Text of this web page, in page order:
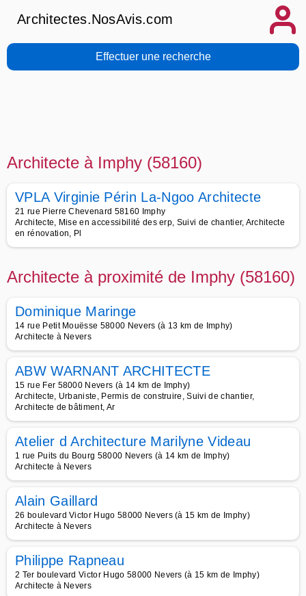
Architectes.NosAvis.com
Effectuer une recherche
Architecte à Imphy (58160)
VPLA Virginie Périn La-Ngoo Architecte
21 rue Pierre Chevenard 58160 Imphy
Architecte, Mise en accessibilité des erp, Suivi de chantier, Architecte
en rénovation, Pl
Architecte à proximité de Imphy (58160)
Dominique Maringe
14 rue Petit Mouësse 58000 Nevers (à 13 km de Imphy)
Architecte à Nevers
ABW WARNANT ARCHITECTE
15 rue Fer 58000 Nevers (à 14 km de Imphy)
Architecte, Urbaniste, Permis de construire, Suivi de chantier,
Architecte de bâtiment, Ar
Atelier d Architecture Marilyne Videau
1 rue Puits du Bourg 58000 Nevers (à 14 km de Imphy)
Architecte à Nevers
Alain Gaillard
26 boulevard Victor Hugo 58000 Nevers (à 15 km de Imphy)
Architecte à Nevers
Philippe Rapneau
2 Ter boulevard Victor Hugo 58000 Nevers (à 15 km de Imphy)
Architecte à Nevers